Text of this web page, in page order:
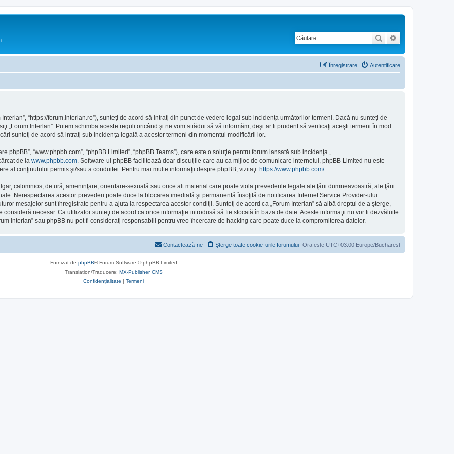
Căutare
Autentificare
Înregistrare
Interlan”, “https://forum.interlan.ro”), sunteţi de acord să intraţi din punct de vedere legal sub incidenţa următorilor termeni. Dacă nu sunteţi de
„Forum Interlan”. Putem schimba aceste reguli oricând şi ne vom strădui să vă informăm, deşi ar fi prudent să verificaţi aceşti termeni în mod
sunteţi de acord să intraţi sub incidenţa legală a acestor termeni din momentul modificării lor.
phpBB”, “www.phpbb.com”, “phpBB Limited”, “phpBB Teams”), care este o soluţie pentru forum lansată sub incidenţa „
de la www.phpbb.com . Software-ul phpBB facilitează doar discuţiile care au ca mijloc de comunicare internetul, phpBB Limited nu este
al conţinutului permis şi/sau a conduitei. Pentru mai multe informaţii despre phpBB, vizitaţi: https://www.phpbb.com/.
calomnios, de ură, ameninţare, orientare-sexuală sau orice alt material care poate viola prevederile legale ale ţării dumneavoastră, ale ţării
Nerespectarea acestor prevederi poate duce la blocarea imediată şi permanentă însoţită de notificarea Internet Service Provider-ului
mesajelor sunt înregistrate pentru a ajuta la respectarea acestor condiţii. Sunteţi de acord ca „Forum Interlan” să aibă dreptul de a şterge,
necesar. Ca utilizator sunteţi de acord ca orice informaţie introdusă să fie stocată în baza de date. Aceste informaţii nu vor fi dezvăluite
Interlan” sau phpBB nu pot fi consideraţi responsabili pentru vreo încercare de hacking care poate duce la compromiterea datelor.
Ora este UTC+03:00 Europe/Bucharest
Şterge toate cookie-urile forumului
Contactează-ne
Furnizat de phpBB® Forum Software © phpBB Limited
Translation/Traducere: MX-Publisher CMS
Confidențialitate | Termeni